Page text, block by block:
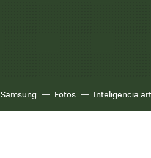
Samsung Fotos Inteligencia